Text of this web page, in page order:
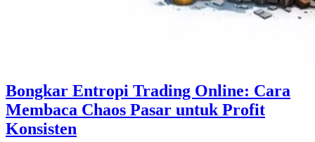
Bongkar Entropi Trading Online: Cara
Membaca Chaos Pasar untuk Profit
Konsisten